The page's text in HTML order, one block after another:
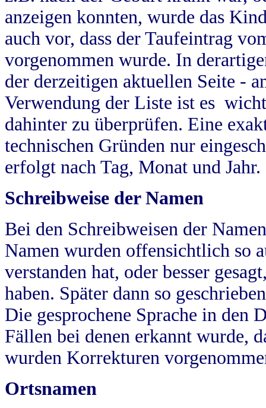
anzeigen konnten, wurde das
auch vor, dass der Taufeintrag
vorgenommen wurde. In
der derzeitigen aktuellen Seite -
Verwendung der Liste ist es
dahinter zu überprüfen. Eine
technischen Gründen nur
erfolgt nach Tag, Monat und Jahr.
Schreibweise der Namen
Bei den Schreibweisen der
Namen wurden offensichtlich so
verstanden hat, oder besser
haben. Später dann so
Die gesprochene Sprache in
Fällen bei denen erkannt wurde,
wurden Korrekturen
Ortsnamen